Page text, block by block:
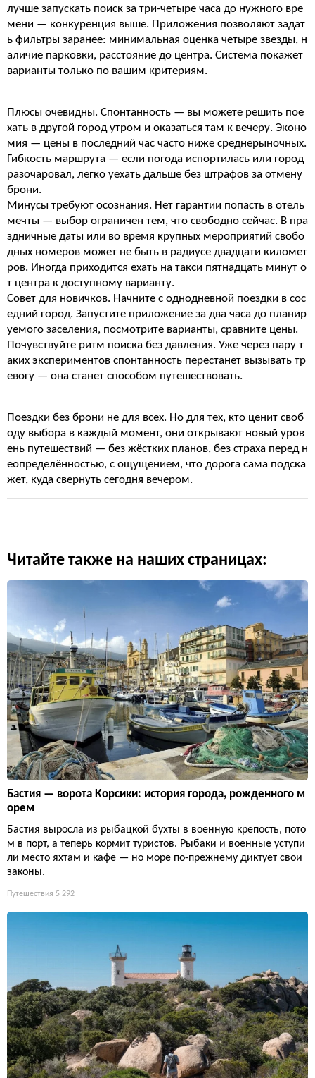
лучше запускать поиск за три-четыре часа до нужного вре
мени — конкуренция выше. Приложения позволяют задат
ь фильтры заранее: минимальная оценка четыре звезды, н
аличие парковки, расстояние до центра. Система покажет
варианты только по вашим критериям.
Плюсы очевидны. Спонтанность — вы можете решить пое
хать в другой город утром и оказаться там к вечеру. Эконо
мия — цены в последний час часто ниже среднерыночных.
Гибкость маршрута — если погода испортилась или город
разочаровал, легко уехать дальше без штрафов за отмену
брони.
Минусы требуют осознания. Нет гарантии попасть в отель
мечты — выбор ограничен тем, что свободно сейчас. В пра
здничные даты или во время крупных мероприятий свобо
дных номеров может не быть в радиусе двадцати километ
ров. Иногда приходится ехать на такси пятнадцать минут о
т центра к доступному варианту.
Совет для новичков. Начните с однодневной поездки в сос
едний город. Запустите приложение за два часа до планир
уемого заселения, посмотрите варианты, сравните цены.
Почувствуйте ритм поиска без давления. Уже через пару т
аких экспериментов спонтанность перестанет вызывать тр
евогу — она станет способом путешествовать.
Поездки без брони не для всех. Но для тех, кто ценит своб
оду выбора в каждый момент, они открывают новый уров
ень путешествий — без жёстких планов, без страха перед н
еопределённостью, с ощущением, что дорога сама подска
жет, куда свернуть сегодня вечером.
Читайте также на наших страницах:
Бастия — ворота Корсики: история города, рожденного м
орем
Бастия выросла из рыбацкой бухты в военную крепость, пото
м в порт, а теперь кормит туристов. Рыбаки и военные уступи
ли место яхтам и кафе — но море по-прежнему диктует свои
законы.
Путешествия 5 292